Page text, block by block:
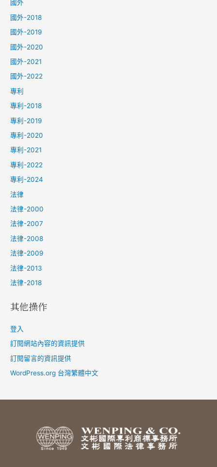
國外
國外-2018
國外-2019
國外-2020
國外-2021
國外-2022
專利
專利-2018
專利-2019
專利-2020
專利-2021
專利-2022
專利-2024
法律
法律-2000
法律-2007
法律-2008
法律-2009
法律-2013
法律-2018
其他操作
登入
訂閱網站內容的資訊提供
訂閱留言的資訊提供
WordPress.org 台灣繁體中文